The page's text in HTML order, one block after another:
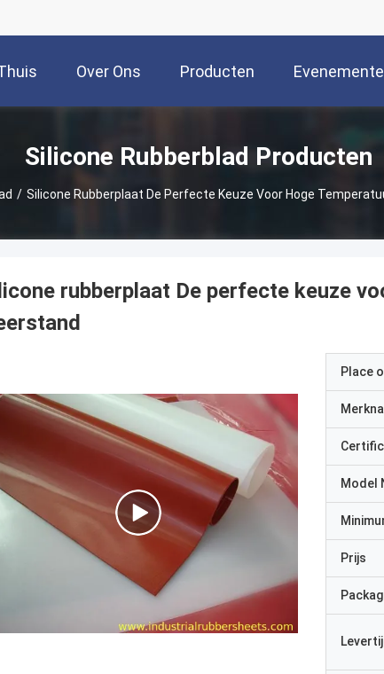
Over Ons Producten
Silicone Rubberblad Producten
/ Silicone Rubberplaat De Perfecte Keuze Voor Hoge
rubberplaat De perfecte keuze
Place
Model
Prijs